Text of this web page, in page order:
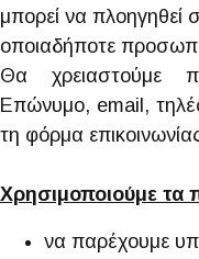
μπορεί να πλοηγηθεί
οποιαδήποτε
Θα χρειαστούμε
Επώνυμο, email,
τη φόρμα
Χρησιμοποιούμε τα
να παρέχουμε